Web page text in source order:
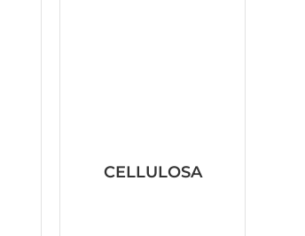
CELLULOSA